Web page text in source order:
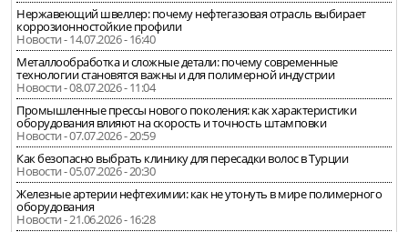
Нержавеющий швеллер: почему нефтегазовая отрасль выбирает
коррозионностойкие профили
Новости - 14.07.2026 - 16:40
Металлообработка и сложные детали: почему современные
технологии становятся важны и для полимерной индустрии
Новости - 08.07.2026 - 11:04
Промышленные прессы нового поколения: как характеристики
оборудования влияют на скорость и точность штамповки
Новости - 07.07.2026 - 20:59
Как безопасно выбрать клинику для пересадки волос в Турции
Новости - 05.07.2026 - 20:30
Железные артерии нефтехимии: как не утонуть в мире полимерного
оборудования
Новости - 21.06.2026 - 16:28